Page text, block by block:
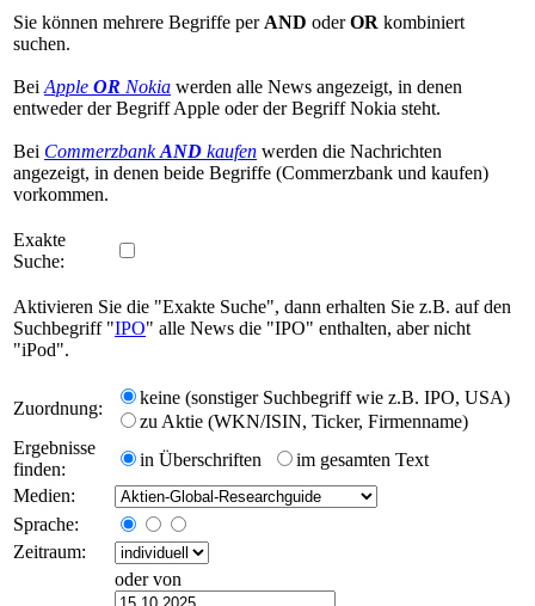
Sie können mehrere Begriffe per AND oderOR kombiniert
suchen.
Bei Apple OR Nokia werden alle News angezeigt, in denen
entweder der Begriff Apple oder der Begriff Nokia steht.
Bei CommerzbankAND kaufen werden die Nachrichten
angezeigt, in denen beide Begriffe (Commerzbank und kaufen)
vorkommen.
Exakte
Suche:
Aktivieren Sie die "Exakte Suche", dann erhalten Sie z.B. auf den
Suchbegriff "IPO" alle News die "IPO" enthalten, aber nicht
"iPod".
Zuordnung:
keine (sonstiger Suchbegriff wie z.B. IPO, USA)
zu Aktie (WKN/ISIN, Ticker, Firmenname)
Ergebnisse
finden:
in Überschriften
im gesamten Text
Medien:
Sprache:
Zeitraum:
oder von